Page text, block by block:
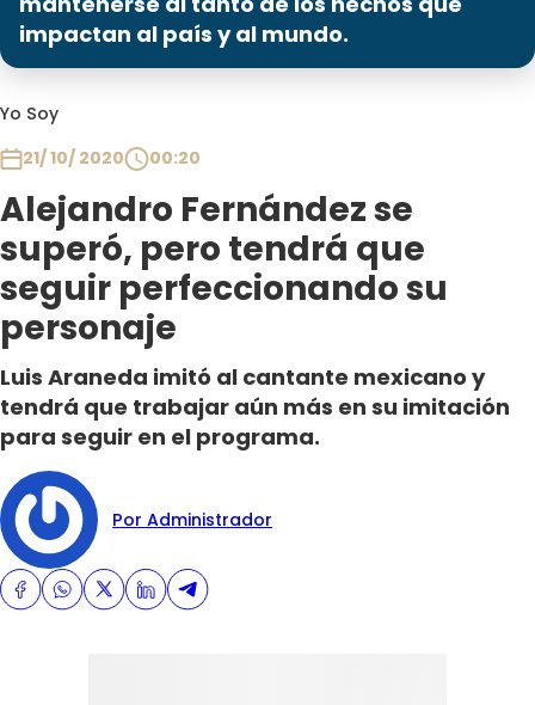
impactan al país y al mundo.
Yo Soy
21/ 10/ 2020
00:20
Alejandro Fernández se
superó, pero tendrá que
seguir perfeccionando su
personaje
Luis Araneda imitó al cantante mexicano y
tendrá que trabajar aún más en su imitación
para seguir en el programa.
Por Administrador
Programas
Contigo en Directo
Plan Perfecto
El Tiempo
Sabingo
Todos Los Programas